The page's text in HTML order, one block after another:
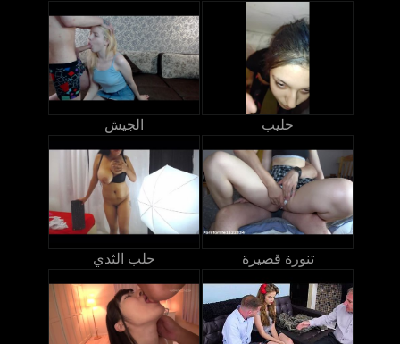
الجيش حليب
حلب الثدي تنورة قصيرة